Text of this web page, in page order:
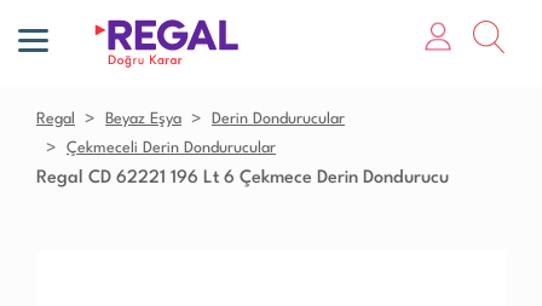
Regal Beyaz Eşya
Derin Dondurucular
Çekmeceli Derin Dondurucular
Regal CD 62221 196 Lt 6 Çekmece Derin Dondurucu